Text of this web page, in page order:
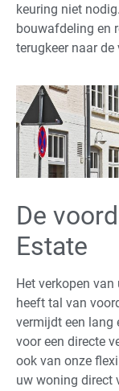
keuring niet
bouwafdeling en
terugkeer naar
De
Estate
Het verkopen
heeft tal van
vermijdt een lang
voor een directe
ook van onze
uw woning direct